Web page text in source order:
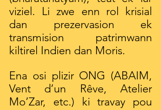
viziel. Li zwe enn rol krisial
dan prezervasion ek
transmision patrimwann
kiltirel Indien dan Moris.
Ena osi plizir ONG (ABAIM,
Vent d’un Rêve, Atelier
Mo’Zar, etc.) ki travay pou